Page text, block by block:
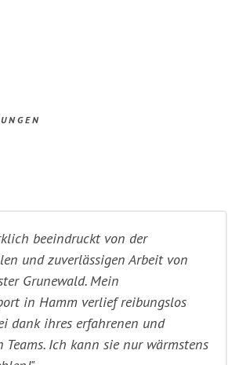
beeindruckt von der
und zuverlässigen Arbeit von
Grunewald. Mein
in Hamm verlief reibungslos
dank ihres erfahrenen und
Teams. Ich kann sie nur wärmstens